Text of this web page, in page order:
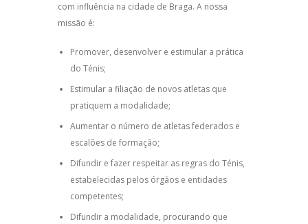
com influência na cidade de Braga. A nossa
missão é:
Promover, desenvolver e estimular a prática
do Ténis;
Estimular a filiação de novos atletas que
pratiquem a modalidade;
Aumentar o número de atletas federados e
escalões de formação;
Difundir e fazer respeitar as regras do Ténis,
estabelecidas pelos órgãos e entidades
competentes;
Difundir a modalidade, procurando que